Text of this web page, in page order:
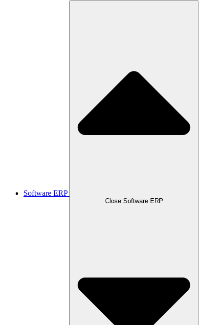
Software ERP
Close Software ERP